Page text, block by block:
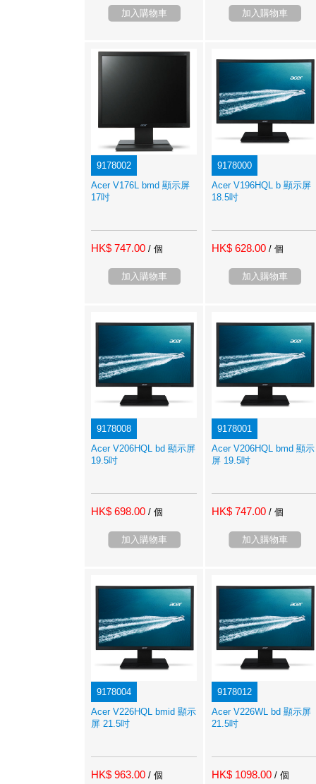
加入購物車 加入購物車
9178002
Acer V176L bmd 顯示屏
17吋
HK$ 747.00 / 個
加入購物車
9178000
Acer V196HQL b 顯示屏
18.5吋
HK$ 628.00 / 個
加入購物車
9178008
Acer V206HQL bd 顯示屏
19.5吋
HK$ 698.00 / 個
加入購物車
9178001
Acer V206HQL bmd 顯示
屏 19.5吋
HK$ 747.00 / 個
加入購物車
9178004
Acer V226HQL bmid 顯示
屏 21.5吋
HK$ 963.00 / 個
9178012
Acer V226WL bd 顯示屏
21.5吋
HK$ 1098.00 / 個